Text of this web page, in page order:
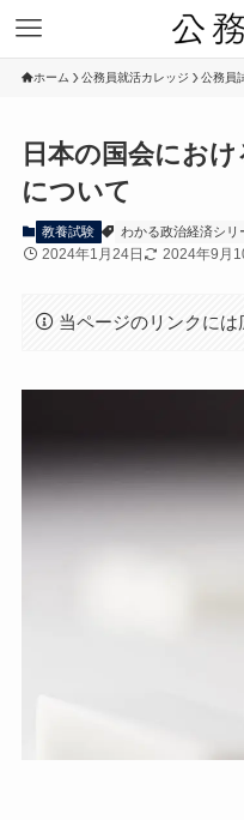
ホーム 公務員就活カレッジ 公務員
日本の国会におけ
について
教養試験 わかる政治経済シリ
2024年1月24日 2024年9月
当ページのリンクには